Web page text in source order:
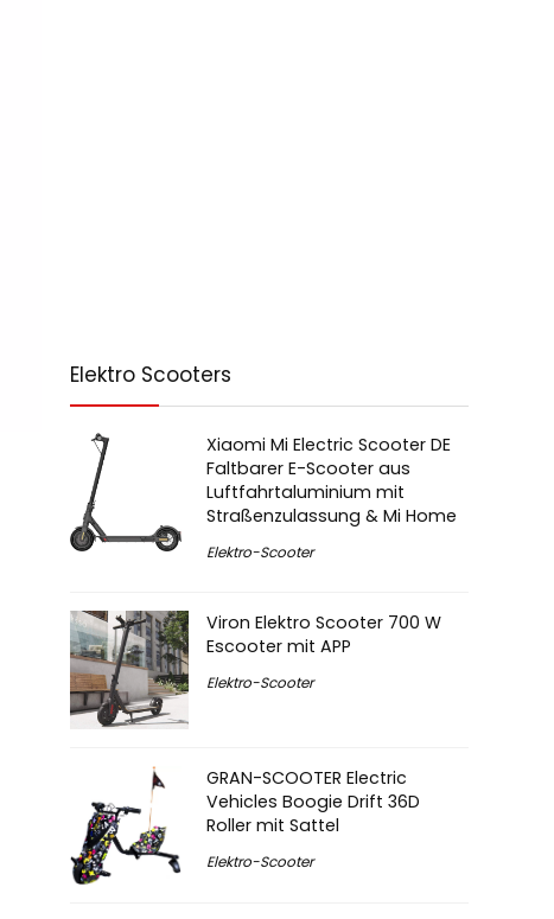
Elektro Scooters
Xiaomi Mi Electric Scooter DE
Faltbarer E-Scooter aus
Luftfahrtaluminium mit
Straßenzulassung & Mi Home
Elektro-Scooter
Viron Elektro Scooter 700 W
Escooter mit APP
Elektro-Scooter
GRAN-SCOOTER Electric
Vehicles Boogie Drift 36D
Roller mit Sattel
Elektro-Scooter